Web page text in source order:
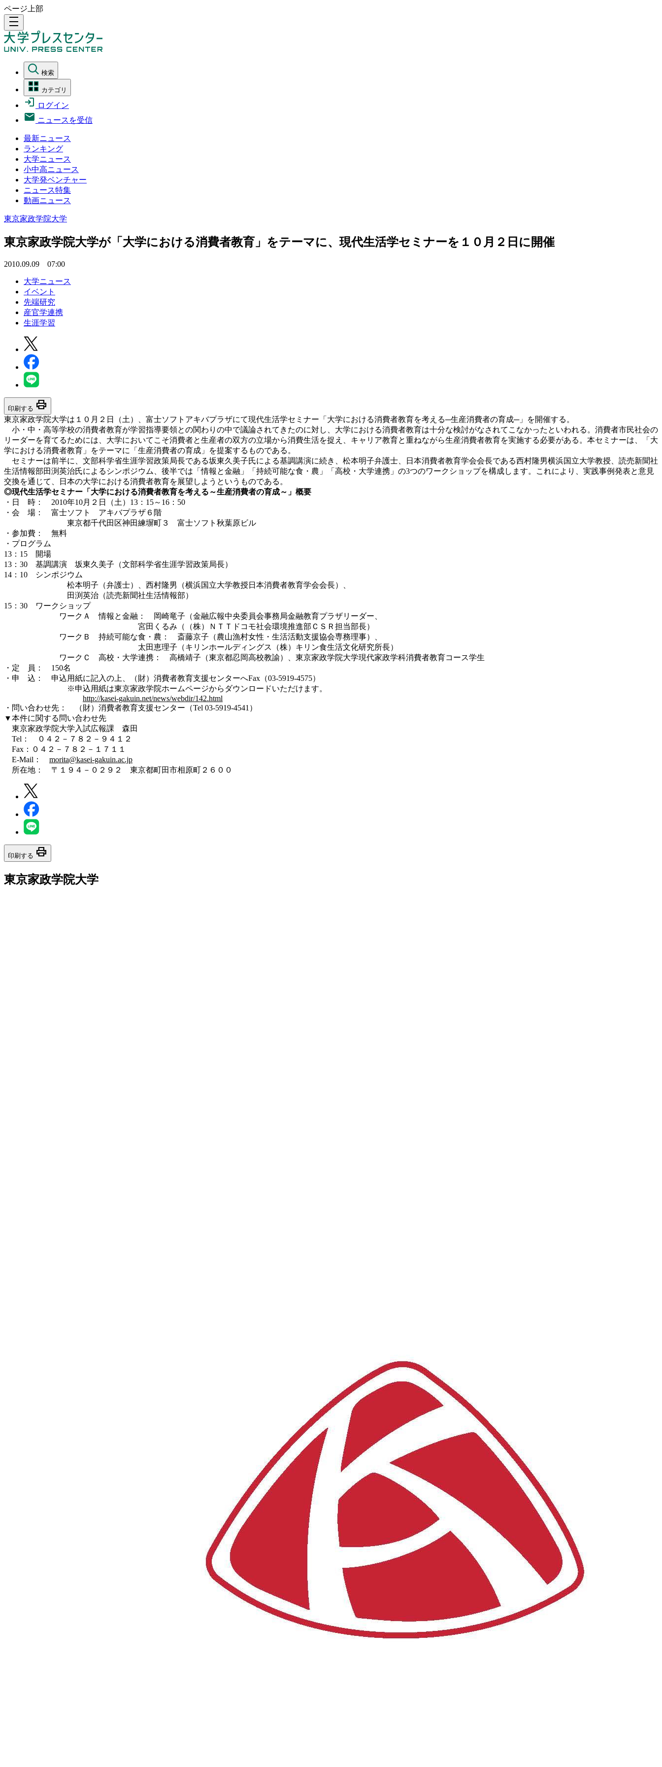
ページ上部
density_medium
検索
カテゴリ
ログイン
ニュースを受信
最新ニュース
ランキング
大学ニュース
小中高ニュース
大学発ベンチャー
ニュース特集
動画ニュース
東京家政学院大学
東京家政学院大学が「大学における消費者教育」をテーマに、現代生活学セミナーを１０月２日に開催
2010.09.09 07:00
大学ニュース
イベント
先端研究
産官学連携
生涯学習
印刷する print
東京家政学院大学は１０月２日（土）、富士ソフトアキバプラザにて現代生活学セミナー「大学における消費者教育を考える─生産消費者の育成─」を開催する。
小・中・高等学校の消費者教育が学習指導要領との関わりの中で議論されてきたのに対し、大学における消費者教育は十分な検討がなされてこなかったといわれる。消費者市民社会の
リーダーを育てるためには、大学においてこそ消費者と生産者の双方の立場から消費生活を捉え、キャリア教育と重ねながら生産消費者教育を実施する必要がある。本セミナーは、「大
学における消費者教育」をテーマに「生産消費者の育成」を提案するものである。
セミナーは前半に、文部科学省生涯学習政策局長である坂東久美子氏による基調講演に続き、松本明子弁護士、日本消費者教育学会会長である西村隆男横浜国立大学教授、読売新聞社
生活情報部田渕英治氏によるシンポジウム、後半では「情報と金融」「持続可能な食・農」「高校・大学連携」の3つのワークショップを構成します。これにより、実践事例発表と意見
交換を通じて、日本の大学における消費者教育を展望しようというものである。
◎現代生活学セミナー「大学における消費者教育を考える～生産消費者の育成～」概要
・日 時： 2010年10月２日（土）13：15～16：50
・会 場： 富士ソフト アキバプラザ６階
東京都千代田区神田練塀町３ 富士ソフト秋葉原ビル
・参加費： 無料
・プログラム
13：15 開場
13：30 基調講演 坂東久美子（文部科学省生涯学習政策局長）
14：10 シンポジウム
松本明子（弁護士）、西村隆男（横浜国立大学教授日本消費者教育学会会長）、
田渕英治（読売新聞社生活情報部）
15：30 ワークショップ
ワークＡ 情報と金融： 岡崎竜子（金融広報中央委員会事務局金融教育プラザリーダー、
宮田くるみ（（株）ＮＴＴドコモ社会環境推進部ＣＳＲ担当部長）
ワークＢ 持続可能な食・農： 斎藤京子（農山漁村女性・生活活動支援協会専務理事）、
太田恵理子（キリンホールディングス（株）キリン食生活文化研究所長）
ワークＣ 高校・大学連携： 高橋靖子（東京都忍岡高校教諭）、東京家政学院大学現代家政学科消費者教育コース学生
・定 員： 150名
・申 込： 申込用紙に記入の上、（財）消費者教育支援センターへFax（03-5919-4575）
※申込用紙は東京家政学院ホームページからダウンロードいただけます。
http://kasei-gakuin.net/news/webdir/142.html
・問い合わせ先： （財）消費者教育支援センター（Tel 03-5919-4541）
▼本件に関する問い合わせ先
東京家政学院大学入試広報課 森田
Tel： ０４２－７８２－９４１２
Fax：０４２－７８２－１７１１
E-Mail： morita@kasei-gakuin.ac.jp
所在地： 〒１９４－０２９２ 東京都町田市相原町２６００
印刷する print
東京家政学院大学